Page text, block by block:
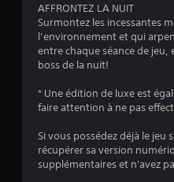
AFFRONTEZ LA NUIT
Surmontez les incessantes
l’environnement et qui
entre chaque séance de
boss de la nuit!
* Une édition de luxe est
faire attention à ne pas
Si vous possédez déjà le jeu
récupérer sa version
supplémentaires et n'avez